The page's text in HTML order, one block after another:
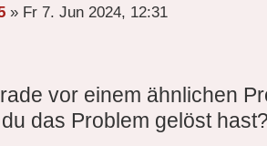
» Fr 7. Jun 2024, 12:31
vor einem ähnlichen
das Problem gelöst